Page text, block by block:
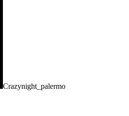
Crazynight_palermo